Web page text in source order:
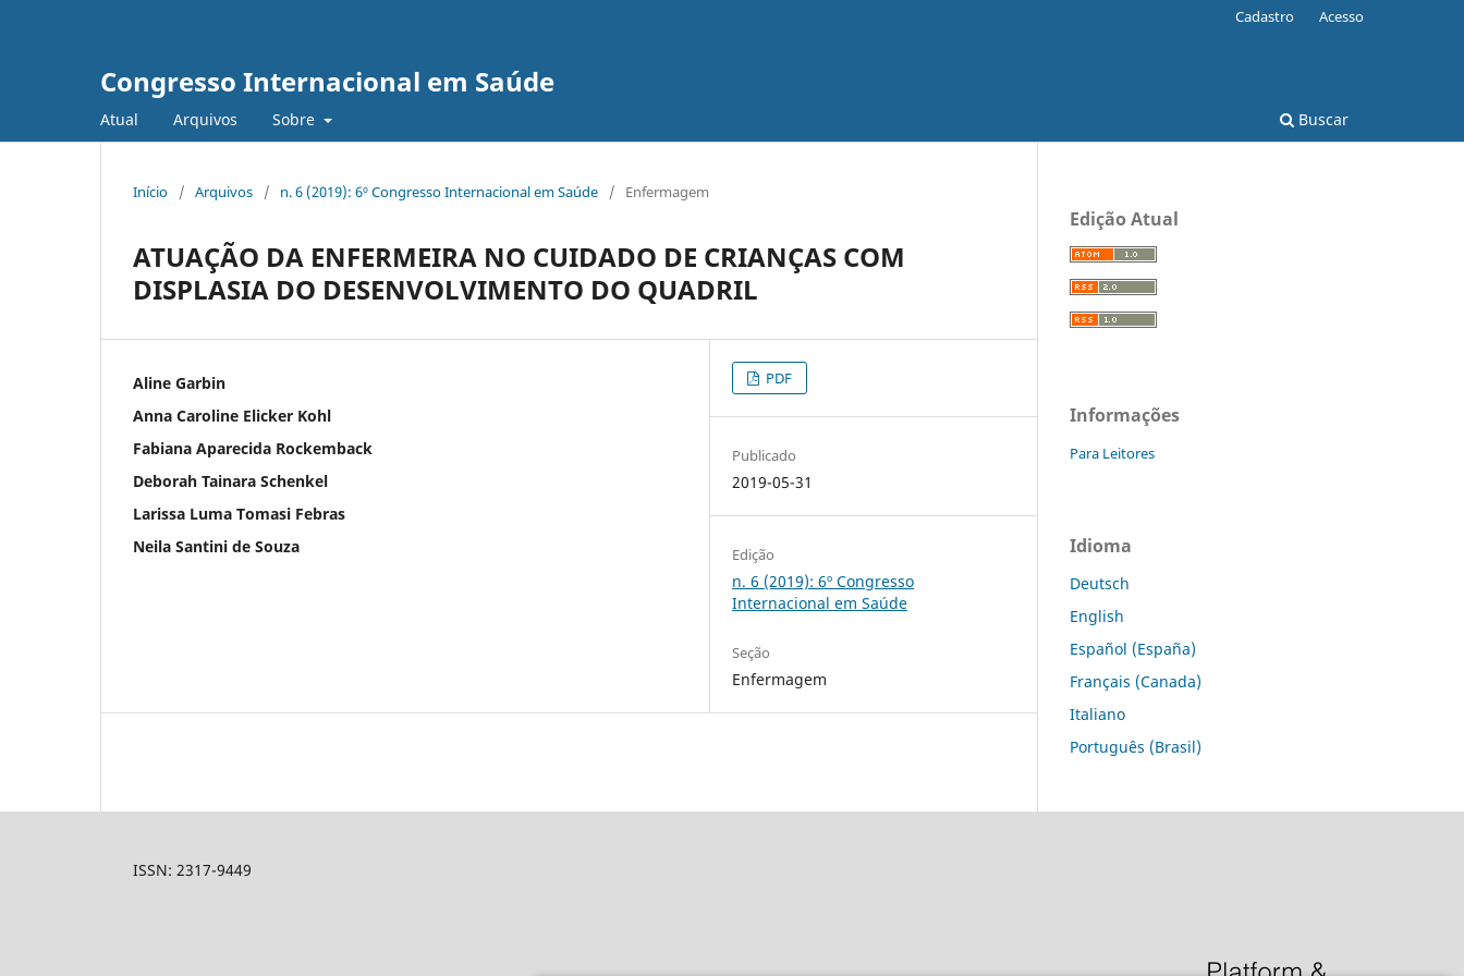
Congresso Internacional em Saúde
Atual Arquivos Sobre Buscar
Cadastro Acesso
Início / Arquivos / n. 6 (2019): 6º Congresso Internacional em Saúde / Enfermagem
ATUAÇÃO DA ENFERMEIRA NO CUIDADO DE CRIANÇAS COM
DISPLASIA DO DESENVOLVIMENTO DO QUADRIL
Aline Garbin
Anna Caroline Elicker Kohl
Fabiana Aparecida Rockemback
Deborah Tainara Schenkel
Larissa Luma Tomasi Febras
Neila Santini de Souza
PDF
Publicado
2019-05-31
Edição
n. 6 (2019): 6º Congresso
Internacional em Saúde
Seção
Enfermagem
Edição Atual
Informações
Para Leitores
Idioma
Deutsch
English
Español (España)
Français (Canada)
Italiano
Português (Brasil)
ISSN: 2317-9449